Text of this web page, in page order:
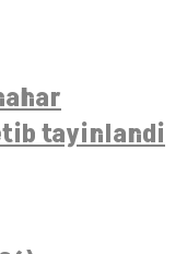
tayinlandi